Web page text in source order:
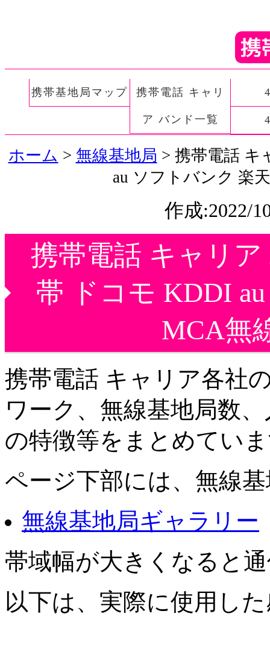
携帯基地局マップ 携帯電話 キャリ
ア バンド一覧
ホーム > 無線基地局 > 携帯電話 キ
au ソフトバンク 楽
作成:2022/
携帯電話 キャリア
帯 ドコモ KDDI
MCA無
携帯電話 キャリア各社
ワーク、無線基地局数
の特徴等をまとめてい
ページ下部には、無線
無線基地局ギャラリー
帯域幅が大きくなると
以下は、実際に使用し